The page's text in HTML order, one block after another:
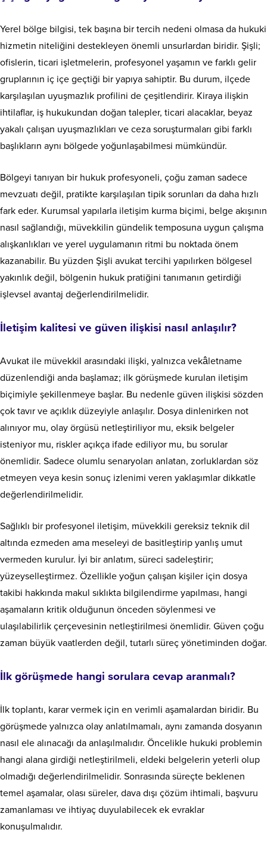
Yerel bölge bilgisi, tek başına bir tercih nedeni olmasa da hukuki
hizmetin niteliğini destekleyen önemli unsurlardan biridir. Şişli;
ofislerin, ticari işletmelerin, profesyonel yaşamın ve farklı gelir
gruplarının iç içe geçtiği bir yapıya sahiptir. Bu durum, ilçede
karşılaşılan uyuşmazlık profilini de çeşitlendirir. Kiraya ilişkin
ihtilaflar, iş hukukundan doğan talepler, ticari alacaklar, beyaz
yakalı çalışan uyuşmazlıkları ve ceza soruşturmaları gibi farklı
başlıkların aynı bölgede yoğunlaşabilmesi mümkündür.
Bölgeyi tanıyan bir hukuk profesyoneli, çoğu zaman sadece
mevzuatı değil, pratikte karşılaşılan tipik sorunları da daha hızlı
fark eder. Kurumsal yapılarla iletişim kurma biçimi, belge akışının
nasıl sağlandığı, müvekkilin gündelik temposuna uygun çalışma
alışkanlıkları ve yerel uygulamanın ritmi bu noktada önem
kazanabilir. Bu yüzden Şişli avukat tercihi yapılırken bölgesel
yakınlık değil, bölgenin hukuk pratiğini tanımanın getirdiği
işlevsel avantaj değerlendirilmelidir.
İletişim kalitesi ve güven ilişkisi nasıl anlaşılır?
Avukat ile müvekkil arasındaki ilişki, yalnızca vekâletname
düzenlendiği anda başlamaz; ilk görüşmede kurulan iletişim
biçimiyle şekillenmeye başlar. Bu nedenle güven ilişkisi sözden
çok tavır ve açıklık düzeyiyle anlaşılır. Dosya dinlenirken not
alınıyor mu, olay örgüsü netleştiriliyor mu, eksik belgeler
isteniyor mu, riskler açıkça ifade ediliyor mu, bu sorular
önemlidir. Sadece olumlu senaryoları anlatan, zorluklardan söz
etmeyen veya kesin sonuç izlenimi veren yaklaşımlar dikkatle
değerlendirilmelidir.
Sağlıklı bir profesyonel iletişim, müvekkili gereksiz teknik dil
altında ezmeden ama meseleyi de basitleştirip yanlış umut
vermeden kurulur. İyi bir anlatım, süreci sadeleştirir;
yüzeyselleştirmez. Özellikle yoğun çalışan kişiler için dosya
takibi hakkında makul sıklıkta bilgilendirme yapılması, hangi
aşamaların kritik olduğunun önceden söylenmesi ve
ulaşılabilirlik çerçevesinin netleştirilmesi önemlidir. Güven çoğu
zaman büyük vaatlerden değil, tutarlı süreç yönetiminden doğar.
İlk görüşmede hangi sorulara cevap aranmalı?
İlk toplantı, karar vermek için en verimli aşamalardan biridir. Bu
görüşmede yalnızca olay anlatılmamalı, aynı zamanda dosyanın
nasıl ele alınacağı da anlaşılmalıdır. Öncelikle hukuki problemin
hangi alana girdiği netleştirilmeli, eldeki belgelerin yeterli olup
olmadığı değerlendirilmelidir. Sonrasında süreçte beklenen
temel aşamalar, olası süreler, dava dışı çözüm ihtimali, başvuru
zamanlaması ve ihtiyaç duyulabilecek ek evraklar
konuşulmalıdır.